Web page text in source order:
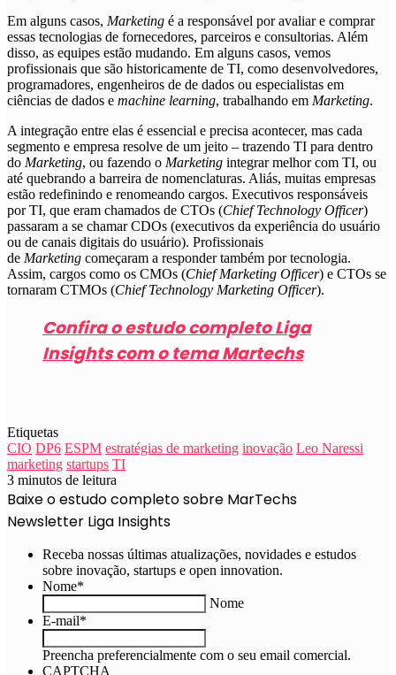
Em alguns casos, Marketing é a responsável por avaliar e comprar
essas tecnologias de fornecedores, parceiros e consultorias. Além
disso, as equipes estão mudando. Em alguns casos, vemos
profissionais que são historicamente de TI, como desenvolvedores,
programadores, engenheiros de de dados ou especialistas em
ciências de dados e machine learning, trabalhando em Marketing.
A integração entre elas é essencial e precisa acontecer, mas cada
segmento e empresa resolve de um jeito – trazendo TI para dentro
do Marketing, ou fazendo o Marketing integrar melhor com TI, ou
até quebrando a barreira de nomenclaturas. Aliás, muitas empresas
estão redefinindo e renomeando cargos. Executivos responsáveis
por TI, que eram chamados de CTOs (Chief Technology Officer)
passaram a se chamar CDOs (executivos da experiência do usuário
ou de canais digitais do usuário). Profissionais
de Marketing começaram a responder também por tecnologia.
Assim, cargos como os CMOs (Chief Marketing Officer) e CTOs se
tornaram CTMOs (Chief Technology Marketing Officer).
Confira o estudo completo Liga
Insights com o tema Martechs
Etiquetas
CIO DP6 ESPM estratégias de marketing inovação Leo Naressi
marketing startups TI
3 minutos de leitura
Baixe o estudo completo sobre MarTechs
Newsletter Liga Insights
Receba nossas últimas atualizações, novidades e estudos
sobre inovação, startups e open innovation.
Nome*
Nome
E-mail*
Preencha preferencialmente com o seu email comercial.
CAPTCHA